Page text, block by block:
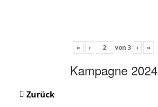
« ‹ von 3 › »
Kampagne 2024
Zurück